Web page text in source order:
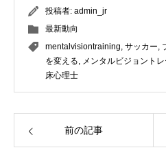
投稿者: admin_jr
最新動向
mentalvisiontraining, サッカー,
を変える, メンタルビジョント
床心理士
前の記事